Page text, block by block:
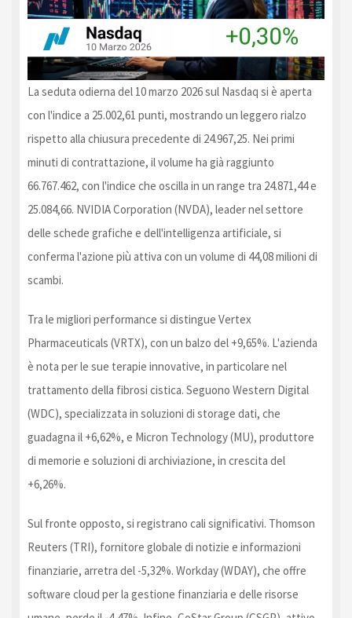
La seduta odierna del 10 marzo 2026 sul Nasdaq si è aperta
con l'indice a 25.002,61 punti, mostrando un leggero rialzo
rispetto alla chiusura precedente di 24.967,25. Nei primi
minuti di contrattazione, il volume ha già raggiunto
66.767.462, con l'indice che oscilla in un range tra 24.871,44 e
25.084,66. NVIDIA Corporation (NVDA), leader nel settore
delle schede grafiche e dell'intelligenza artificiale, si
conferma l'azione più attiva con un volume di 44,08 milioni di
scambi.
Tra le migliori performance si distingue Vertex
Pharmaceuticals (VRTX), con un balzo del +9,65%. L'azienda
è nota per le sue terapie innovative, in particolare nel
trattamento della fibrosi cistica. Seguono Western Digital
(WDC), specializzata in soluzioni di storage dati, che
guadagna il +6,62%, e Micron Technology (MU), produttore
di memorie e soluzioni di archiviazione, in crescita del
+6,26%.
Sul fronte opposto, si registrano cali significativi. Thomson
Reuters (TRI), fornitore globale di notizie e informazioni
finanziarie, arretra del -5,32%. Workday (WDAY), che offre
software cloud per la gestione finanziaria e delle risorse